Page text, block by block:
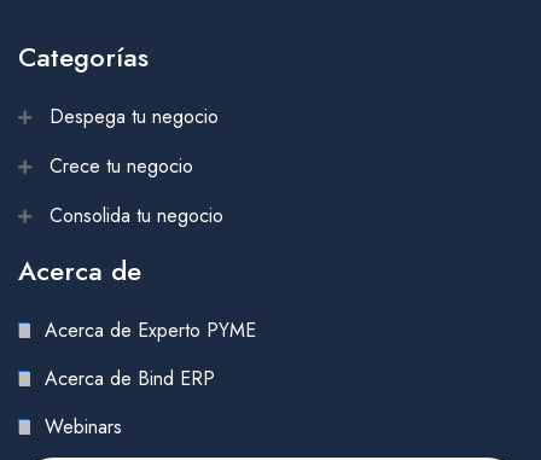
Categorías
Despega tu negocio
Crece tu negocio
Consolida tu negocio
Acerca de
Acerca de Experto PYME
Acerca de Bind ERP
Webinars